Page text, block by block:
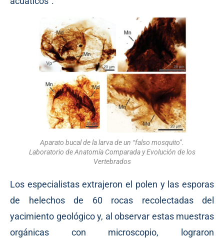
Aparato bucal de la larva de un “falso mosquito”.
Laboratorio de Anatomía Comparada y Evolución de los
Vertebrados
Los especialistas extrajeron el polen y las esporas
de helechos de 60 rocas recolectadas del
yacimiento geológico y, al observar estas muestras
orgánicas con microscopio, lograron